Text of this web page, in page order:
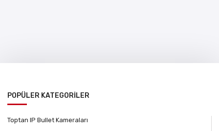
POPÜLER KATEGORİLER
Toptan IP Bullet Kameraları